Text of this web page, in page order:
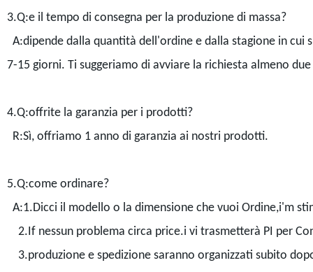
3.Q:e il tempo di consegna per la produzione di massa?
A:dipende dalla quantità dell'ordine e dalla stagione in cui
7-15 giorni. Ti suggeriamo di avviare la richiesta almeno
4.Q:offrite la garanzia per i prodotti?
R:Sì, offriamo 1 anno di garanzia ai nostri prodotti.
5.Q:come ordinare?
A:1.Dicci il modello o la dimensione che vuoi Ordine,i'm
2.If nessun problema circa price.i vi trasmetterà PI per
3.produzione e spedizione saranno organizzati subito